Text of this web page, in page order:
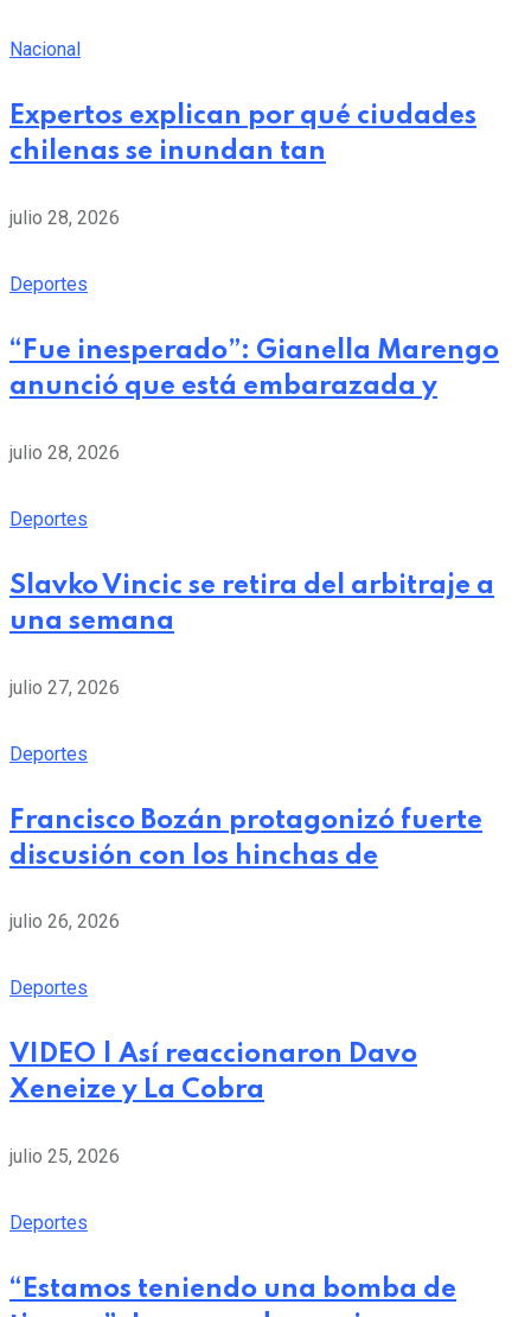
Nacional
Expertos explican por qué ciudades
chilenas se inundan tan
julio 28, 2026
Deportes
“Fue inesperado”: Gianella Marengo
anunció que está embarazada y
julio 28, 2026
Deportes
Slavko Vincic se retira del arbitraje a
una semana
julio 27, 2026
Deportes
Francisco Bozán protagonizó fuerte
discusión con los hinchas de
julio 26, 2026
Deportes
VIDEO | Así reaccionaron Davo
Xeneize y La Cobra
julio 25, 2026
Deportes
“Estamos teniendo una bomba de